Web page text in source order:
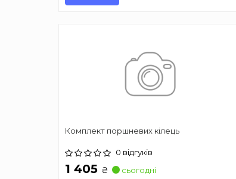
Комплект поршневих кілець
0 відгуків
1 405 ₴
сьогодні